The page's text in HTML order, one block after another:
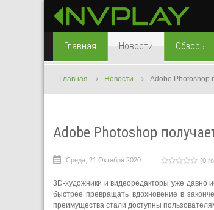
Главная Новости Обзоры
Главная Новости Adobe Photoshop
Adobe Photoshop
Среда, 21 Октября 2020 (0
3D-художники и видеоредакторы уже давно
быстрее превращать вдохновение в
преимущества стали доступны